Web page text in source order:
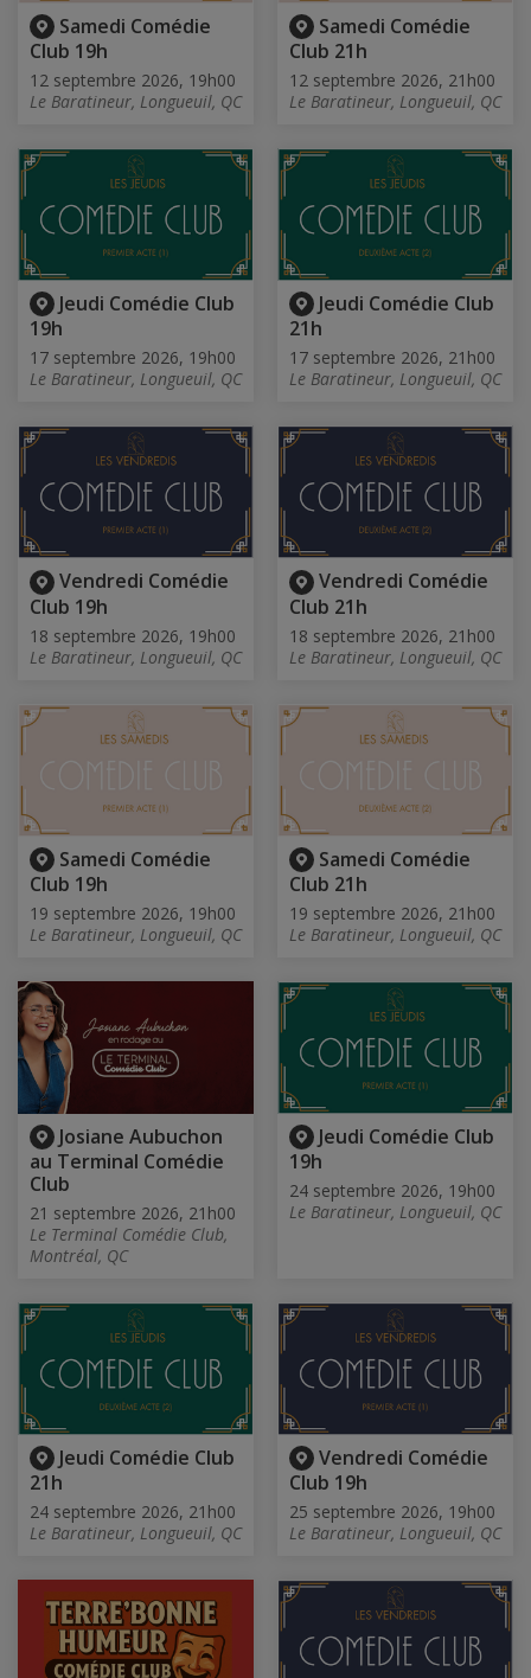
Samedi Comédie
Club 19h
12 septembre 2026, 19h00
Le Baratineur, Longueuil, QC
Samedi Comédie
Club 21h
12 septembre 2026, 21h00
Le Baratineur, Longueuil, QC
Jeudi Comédie Club
19h
17 septembre 2026, 19h00
Le Baratineur, Longueuil, QC
Jeudi Comédie Club
21h
17 septembre 2026, 21h00
Le Baratineur, Longueuil, QC
Vendredi Comédie
Club 19h
18 septembre 2026, 19h00
Le Baratineur, Longueuil, QC
Vendredi Comédie
Club 21h
18 septembre 2026, 21h00
Le Baratineur, Longueuil, QC
Samedi Comédie
Club 19h
19 septembre 2026, 19h00
Le Baratineur, Longueuil, QC
Samedi Comédie
Club 21h
19 septembre 2026, 21h00
Le Baratineur, Longueuil, QC
Josiane Aubuchon
au Terminal Comédie
Club
21 septembre 2026, 21h00
Le Terminal Comédie Club,
Montréal, QC
Jeudi Comédie Club
19h
24 septembre 2026, 19h00
Le Baratineur, Longueuil, QC
Jeudi Comédie Club
21h
24 septembre 2026, 21h00
Le Baratineur, Longueuil, QC
Vendredi Comédie
Club 19h
25 septembre 2026, 19h00
Le Baratineur, Longueuil, QC